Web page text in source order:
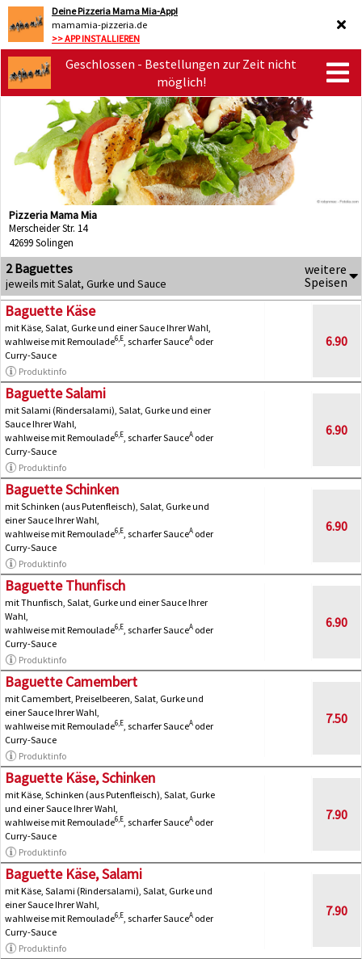
Deine Pizzeria Mama Mia-App!
mamamia-pizzeria.de
>> APP INSTALLIEREN
Geschlossen - Bestellungen zur Zeit nicht
möglich!
Pizzeria Mama Mia
Merscheider Str. 14
42699 Solingen
2 Baguettes
jeweils mit Salat, Gurke und Sauce
weitere
Speisen
Baguette Käse
mit Käse, Salat, Gurke und einer Sauce Ihrer Wahl,
wahlweise mit Remoulade6,E , scharfer SauceA oder
Curry-Sauce
Produktinfo
6.90
Baguette Salami
mit Salami (Rindersalami), Salat, Gurke und einer
Sauce Ihrer Wahl,
wahlweise mit Remoulade6,E , scharfer SauceA oder
Curry-Sauce
Produktinfo
6.90
Baguette Schinken
mit Schinken (aus Putenfleisch), Salat, Gurke und
einer Sauce Ihrer Wahl,
wahlweise mit Remoulade6,E , scharfer SauceA oder
Curry-Sauce
Produktinfo
6.90
Baguette Thunfisch
mit Thunfisch, Salat, Gurke und einer Sauce Ihrer
Wahl,
wahlweise mit Remoulade6,E , scharfer SauceA oder
Curry-Sauce
Produktinfo
6.90
Baguette Camembert
mit Camembert, Preiselbeeren, Salat, Gurke und
einer Sauce Ihrer Wahl,
wahlweise mit Remoulade6,E , scharfer SauceA oder
Curry-Sauce
Produktinfo
7.50
Baguette Käse, Schinken
mit Käse, Schinken (aus Putenfleisch), Salat, Gurke
und einer Sauce Ihrer Wahl,
wahlweise mit Remoulade6,E , scharfer SauceA oder
Curry-Sauce
Produktinfo
7.90
Baguette Käse, Salami
mit Käse, Salami (Rindersalami), Salat, Gurke und
einer Sauce Ihrer Wahl,
wahlweise mit Remoulade6,E , scharfer SauceA oder
Curry-Sauce
Produktinfo
7.90